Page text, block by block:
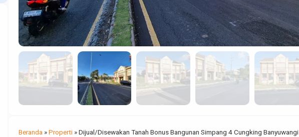
Beranda »Properti »Dijual/Disewakan Tanah Bonus Bangunan Simpang 4 Cungking Banyuwangi